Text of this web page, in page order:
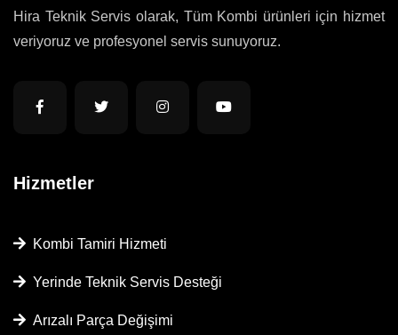
Hira Teknik Servis olarak, Tüm Kombi ürünleri için hizmet
veriyoruz ve profesyonel servis sunuyoruz.
Hizmetler
Kombi Tamiri Hizmeti
Yerinde Teknik Servis Desteği
Arızalı Parça Değişimi